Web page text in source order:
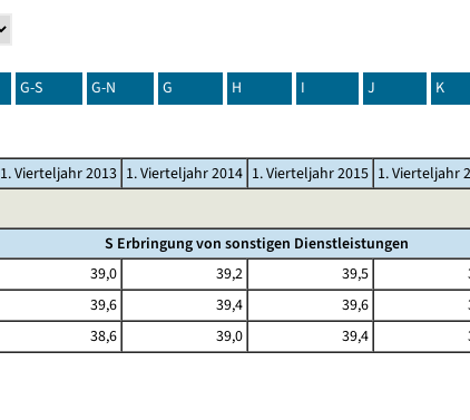
G-S G-N G H I J K
1. Vierteljahr 2013 1. Vierteljahr 2014 1. Vierteljahr 2015 1. Vierteljahr
S Erbringung von sonstigen Dienstleistungen
39,0 39,2 39,5
39,6 39,4 39,6
38,6 39,0 39,4